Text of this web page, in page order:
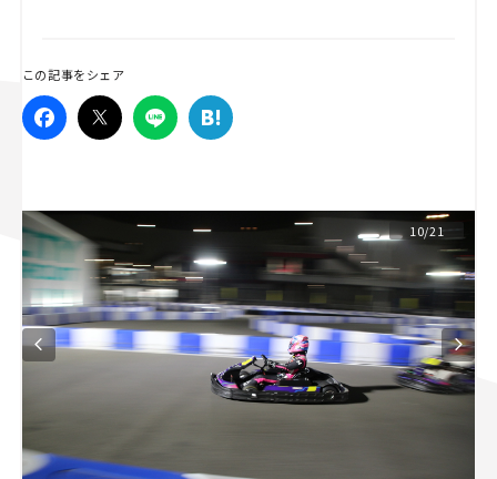
この記事をシェア
10/21
スズキ ジムニー｜Suzuki Jimny
マツダ｜Mazda
マツダ ロードスター｜Mazda Roadster